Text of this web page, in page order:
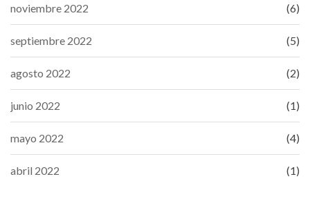
noviembre 2022 (6)
septiembre 2022 (5)
agosto 2022 (2)
junio 2022 (1)
mayo 2022 (4)
abril 2022 (1)